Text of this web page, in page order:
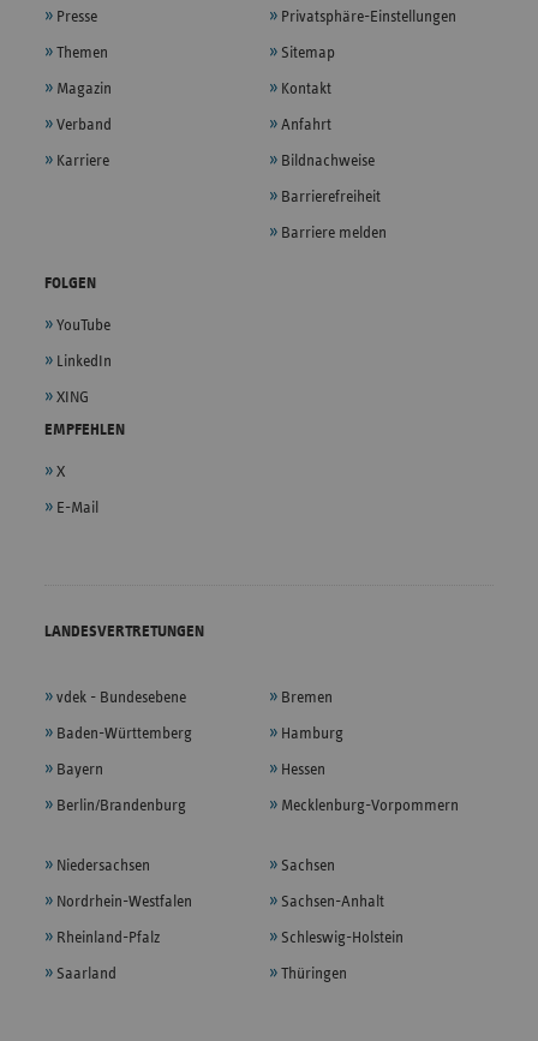
Presse
Themen
Magazin
Verband
Karriere
Privatsphäre-Einstellungen
Sitemap
Kontakt
Anfahrt
Bildnachweise
Barrierefreiheit
Barriere melden
FOLGEN
YouTube
LinkedIn
XING
EMPFEHLEN
X
E-Mail
LANDESVERTRETUNGEN
vdek - Bundesebene
Baden-Württemberg
Bayern
Berlin/Brandenburg
Bremen
Hamburg
Hessen
Mecklenburg-Vorpommern
Niedersachsen
Nordrhein-Westfalen
Rheinland-Pfalz
Saarland
Sachsen
Sachsen-Anhalt
Schleswig-Holstein
Thüringen